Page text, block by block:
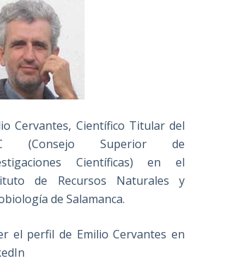
Cervantes, Científico Titular del
(Consejo Superior de
Científicas) en el
de Recursos Naturales y
de Salamanca.